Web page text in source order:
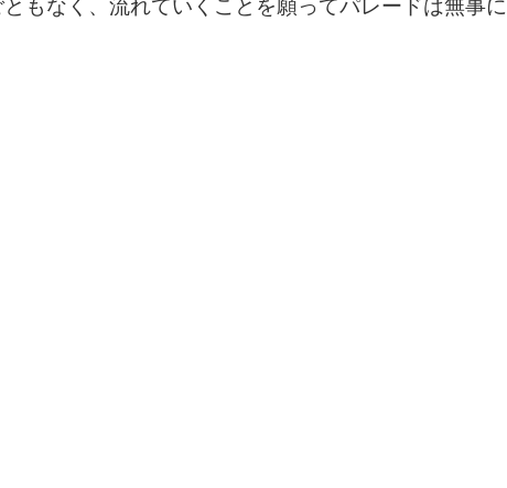
もなく、流れていくことを願ってパレードは無事に